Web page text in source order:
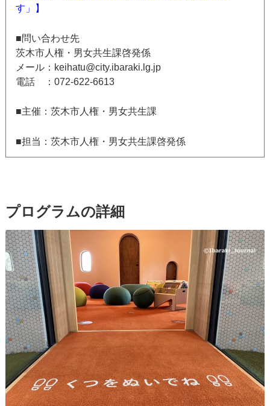
す」】
■問い合わせ先
茨木市人権・男女共生課啓発係
メール：keihatu@city.ibaraki.lg.jp
電話 ：072-622-6613
■主催：茨木市人権・男女共生課
■担当：茨木市人権・男女共生課啓発係
プログラムの詳細